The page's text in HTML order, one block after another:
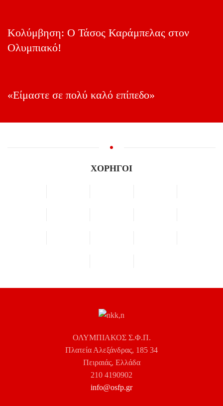
Κολύμβηση: Ο Τάσος Καράμπελας στον
Ολυμπιακό!
«Είμαστε σε πολύ καλό επίπεδο»
ΧΟΡΗΓΟΙ
ΟΛΥΜΠΙΑΚΟΣ Σ.Φ.Π.
Πλατεία Αλεξάνδρας, 185 34
Πειραιάς, Ελλάδα
210 4190902
info@osfp.gr